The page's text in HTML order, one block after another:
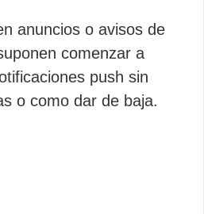
anuncios o avisos de
comenzar a
push sin
o como dar de baja.